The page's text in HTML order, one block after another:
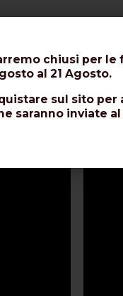
optare per
chiusi per le
al 21 Agosto.
sul sito
saranno inviate